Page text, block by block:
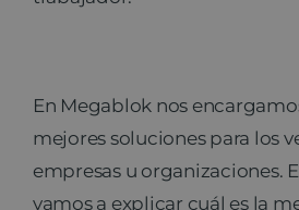
En Megablok nos
mejores soluciones para los
empresas u organizaciones.
vamos a explicar cuál es la